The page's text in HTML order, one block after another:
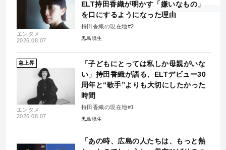
エンタメ
2026.08.07
ELT持田香織が明かす「嫌いなもの」
を口にするようになった理由
持田香織の現在地#2
黒島暁生
急上昇
エンタメ
2026.08.07
「子どもにとっては私しか母親がいな
い」持田香織が語る、ELTデビュー30
周年と“歌手”よりも大切にしたかった
時間
持田香織の現在地#1
黒島暁生
「あの時、広島の人たちは、もっと熱